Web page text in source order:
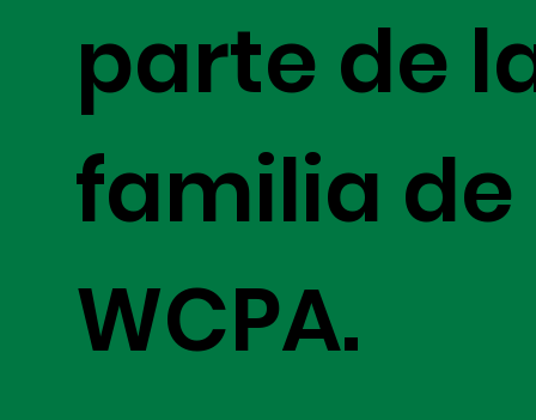
parte de
familia de
WCPA.